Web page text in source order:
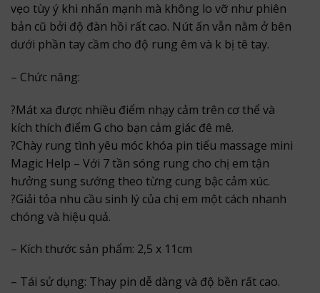
vẹo tùy ý khi nhấn mạnh mà không lo vỡ như phiên
bản cũ bởi độ đàn hồi rất cao. Nút ấn vẫn nằm ở bên
dưới phần tay cầm cho độ rung êm và k bị tê tay.
– Chức năng:
?Mát xa được nhiều điểm nhạy cảm trên cơ thể và
kích thích điểm G cho bạn cảm giác đê mê.
?Chày rung tình yêu móc khóa pin tiểu massage mini
Magic Help – Với 7 tần sóng rung cho chị em tận
hưởng sung sướng theo từng cung bậc cảm xúc.
?Giải tỏa nhu cầu sinh lý của chị em một cách nhanh
chóng và hiệu quả.
– Kích thước sản phẩm: 2,5 x 11cm
– Tái sử dụng: Thay pin dễ dàng và độ bền rất cao.